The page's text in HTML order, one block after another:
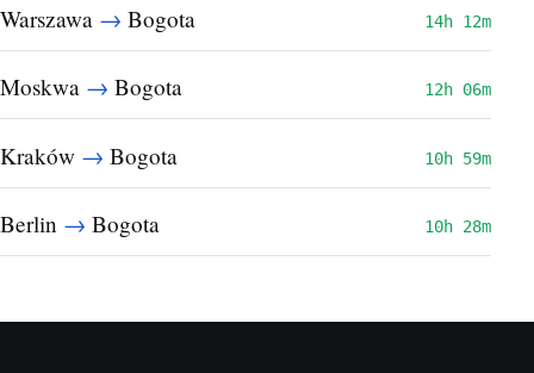
Warszawa → Bogota 14h 12m
Moskwa → Bogota 12h 06m
Kraków → Bogota 10h 59m
Berlin → Bogota 10h 28m